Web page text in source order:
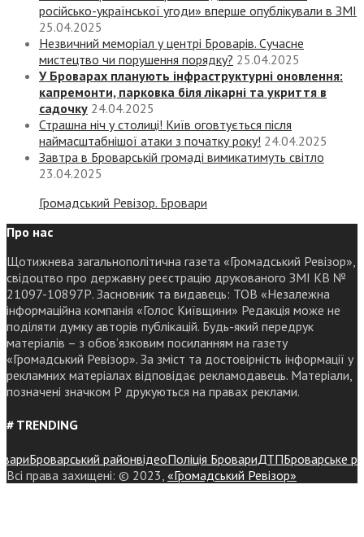
російсько-української угоди» вперше опублікували в ЗМІ
25.04.2025
Незвичний меморіал у центрі Броварів. Сучасне
мистецтво чи порушення порядку? 25.04.2025
У Броварах планують інфраструктурні оновлення:
капремонти, парковка біля лікарні та укриття в
садочку 24.04.2025
Страшна ніч у столиці! Київ оговтується після
наймасштабнішої атаки з початку року! 24.04.2025
Завтра в Броварській громаді вимикатимуть світло
23.04.2025
Громадський Ревізор. Бровари
Про нас
Щотижнева загальнополітична газета «Громадський Ревізор»,
свідоцтво про державну реєстрацію друкованого ЗМІ КВ №
21097-10897Р. Засновник та видавець: ТОВ «Незалежна
інформаційна компанія «Голос Київщини» Редакція може не
поділяти думку авторів публікацій. Будь-який передрук
матеріалів – з обов’язковим посиланням на газету
«Громадський Ревізор». За зміст та достовірність інформації у
рекламних матеріалах відповідає рекламодавець. Матеріали,
позначені значком Р друкуються на правах реклами.
# TRENDING
Броварський районвідеоПоліція БровариДТПБроварське
Всі права захищені: © 2023, «Громадський Ревізор»